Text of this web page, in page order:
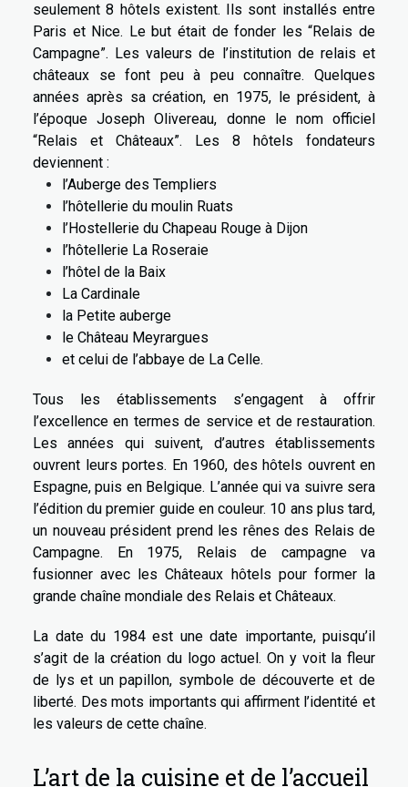
seulement 8 hôtels existent. Ils sont installés entre
Paris et Nice. Le but était de fonder les “Relais de
Campagne”. Les valeurs de l’institution de relais et
châteaux se font peu à peu connaître. Quelques
années après sa création, en 1975, le président, à
l’époque Joseph Olivereau, donne le nom officiel
“Relais et Châteaux”. Les 8 hôtels fondateurs
deviennent :
l’Auberge des Templiers
l’hôtellerie du moulin Ruats
l’Hostellerie du Chapeau Rouge à Dijon
l’hôtellerie La Roseraie
l’hôtel de la Baix
La Cardinale
la Petite auberge
le Château Meyrargues
et celui de l’abbaye de La Celle.
Tous les établissements s’engagent à offrir
l’excellence en termes de service et de restauration.
Les années qui suivent, d’autres établissements
ouvrent leurs portes. En 1960, des hôtels ouvrent en
Espagne, puis en Belgique. L’année qui va suivre sera
l’édition du premier guide en couleur. 10 ans plus tard,
un nouveau président prend les rênes des Relais de
Campagne. En 1975, Relais de campagne va
fusionner avec les Châteaux hôtels pour former la
grande chaîne mondiale des Relais et Châteaux.
La date du 1984 est une date importante, puisqu’il
s’agit de la création du logo actuel. On y voit la fleur
de lys et un papillon, symbole de découverte et de
liberté. Des mots importants qui affirment l’identité et
les valeurs de cette chaîne.
L’art de la cuisine et de l’accueil